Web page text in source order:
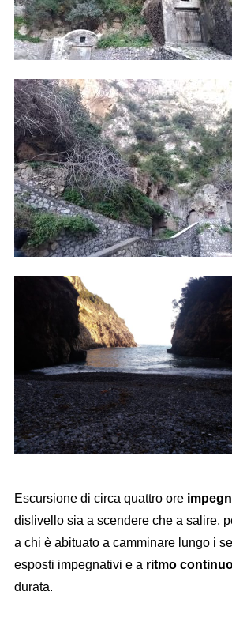
Escursione di circa quattro ore
dislivello sia a scendere che a salire,
a chi è abituato a camminare lungo i
esposti impegnativi e a ritmo
durata.